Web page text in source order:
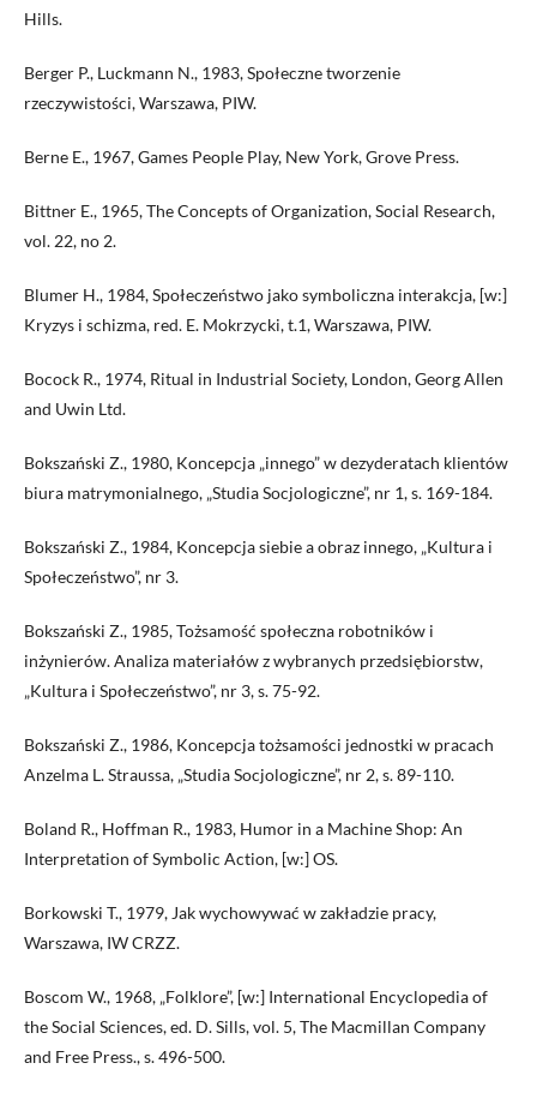
Hills.
Berger P., Luckmann N., 1983, Społeczne tworzenie
rzeczywistości, Warszawa, PIW.
Berne E., 1967, Games People Play, New York, Grove Press.
Bittner E., 1965, The Concepts of Organization, Social Research,
vol. 22, no 2.
Blumer H., 1984, Społeczeństwo jako symboliczna interakcja, [w:]
Kryzys i schizma, red. E. Mokrzycki, t.1, Warszawa, PIW.
Bocock R., 1974, Ritual in Industrial Society, London, Georg Allen
and Uwin Ltd.
Bokszański Z., 1980, Koncepcja „innego” w dezyderatach klientów
biura matrymonialnego, „Studia Socjologiczne”, nr 1, s. 169-184.
Bokszański Z., 1984, Koncepcja siebie a obraz innego, „Kultura i
Społeczeństwo”, nr 3.
Bokszański Z., 1985, Tożsamość społeczna robotników i
inżynierów. Analiza materiałów z wybranych przedsiębiorstw,
„Kultura i Społeczeństwo”, nr 3, s. 75-92.
Bokszański Z., 1986, Koncepcja tożsamości jednostki w pracach
Anzelma L. Straussa, „Studia Socjologiczne”, nr 2, s. 89-110.
Boland R., Hoffman R., 1983, Humor in a Machine Shop: An
Interpretation of Symbolic Action, [w:] OS.
Borkowski T., 1979, Jak wychowywać w zakładzie pracy,
Warszawa, IW CRZZ.
Boscom W., 1968, „Folklore”, [w:] International Encyclopedia of
the Social Sciences, ed. D. Sills, vol. 5, The Macmillan Company
and Free Press., s. 496-500.